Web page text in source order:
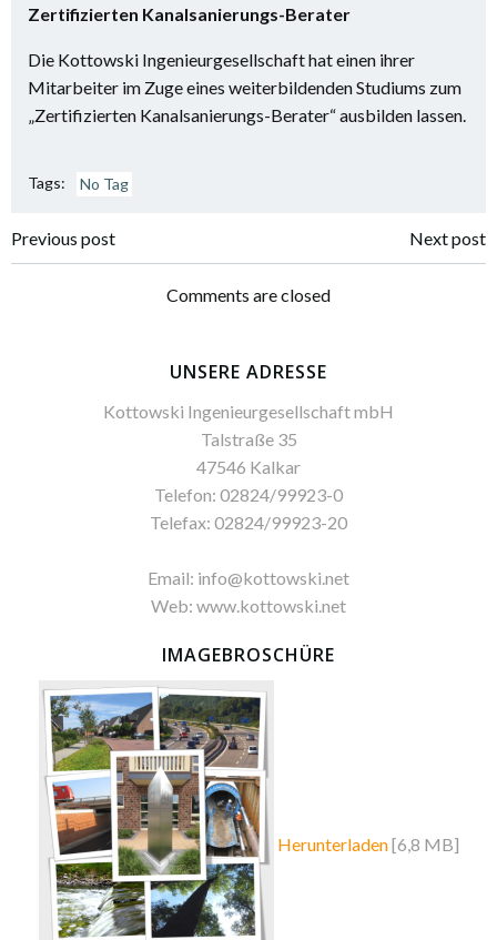
Zertifizierten Kanalsanierungs-Berater
Die Kottowski Ingenieurgesellschaft hat einen ihrer
Mitarbeiter im Zuge eines weiterbildenden Studiums zum
„Zertifizierten Kanalsanierungs-Berater“ ausbilden lassen.
Tags: No Tag
Post
navigation
Previous post
navigation
Next post
Comments are closed
UNSERE ADRESSE
Kottowski Ingenieurgesellschaft mbH
Talstraße 35
47546 Kalkar
Telefon: 02824/99923-0
Telefax: 02824/99923-20
Email: info@kottowski.net
Web: www.kottowski.net
IMAGEBROSCHÜRE
Herunterladen[6,8 MB]